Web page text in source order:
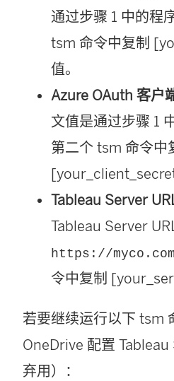
通过步骤 1 中的程
tsm 命令中复制
值。
Azure OAuth 客户
文值是通过步骤 1
第二个 tsm 命令中
Tableau Server URL
Tableau Server
https://myco.com
令中复制
若要继续运行以下 tsm
OneDrive 配置
弃用）：